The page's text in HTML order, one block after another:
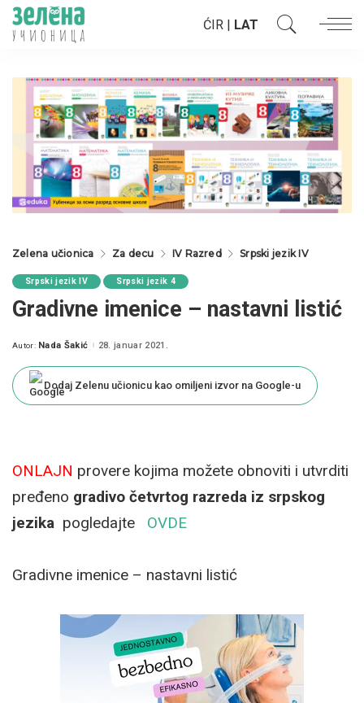
ĆIR | LAT
Zelena učionica Za decu IV Razred Srpski jezik IV
Srpski jezik IV Srpski jezik 4
Gradivne imenice – nastavni listić
Posted
Autor: Nada Šakić 28. januar 2021.
Dodaj Zelenu učionicu kao omiljeni izvor na Google-u
ONLAJN provere kojima možete obnoviti i utvrditi
pređeno gradivo četvrtog razreda iz srpskog
jezika pogledajte OVDE
Gradivne imenice – nastavni listić